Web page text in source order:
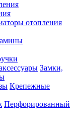
отопления
Замки,
Крепежные
Перфорированный